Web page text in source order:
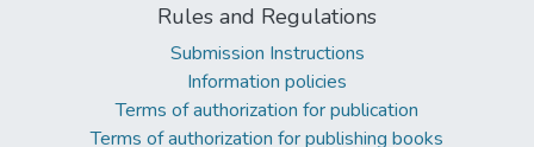
Rules and Regulations
Submission Instructions
Information policies
Terms of authorization for publication
Terms of authorization for publishing books